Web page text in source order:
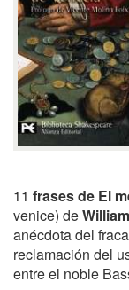
11 frases de El
venice) de
anécdota del
reclamación del
entre el noble